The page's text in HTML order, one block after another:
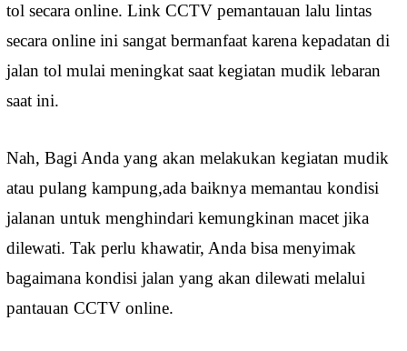
tol secara online. Link CCTV pemantauan lalu lintas
secara online ini sangat bermanfaat karena kepadatan di
jalan tol mulai meningkat saat kegiatan mudik lebaran
saat ini.
Nah, Bagi Anda yang akan melakukan kegiatan mudik
atau pulang kampung,ada baiknya memantau kondisi
jalanan untuk menghindari kemungkinan macet jika
dilewati. Tak perlu khawatir, Anda bisa menyimak
bagaimana kondisi jalan yang akan dilewati melalui
pantauan CCTV online.